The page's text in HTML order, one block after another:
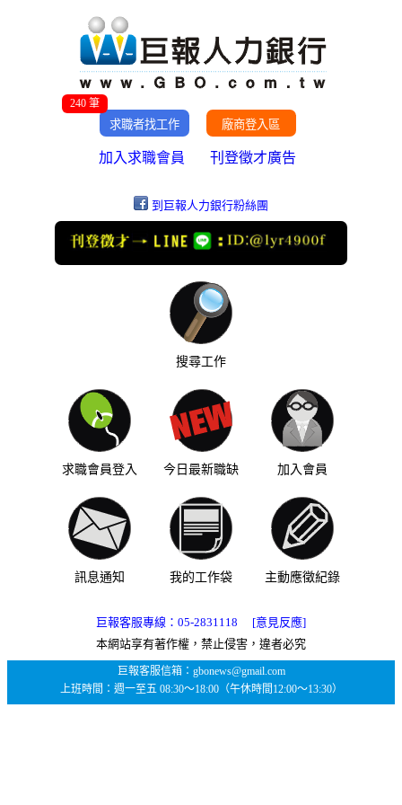
240 筆
加入求職會員 刊登徵才廣告
到巨報人力銀行粉絲團
搜尋工作
求職會員登入 今日最新職缺 加入會員
訊息通知 我的工作袋 主動應徵紀錄
巨報客服專線： 05-2831118
[意見反應]
本網站享有著作權，禁止侵害，違者必究
巨報客服信箱：gbonews@gmail.com
上班時間：週一至五 08:30～18:00（午休時間12:00～13:30）